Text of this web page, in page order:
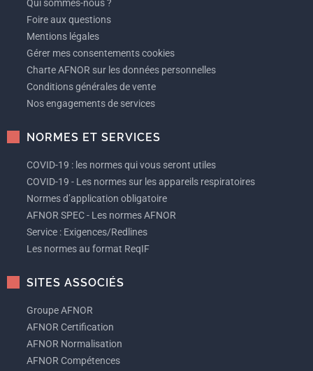
Qui sommes-nous ?
Foire aux questions
Mentions légales
Gérer mes consentements cookies
Charte AFNOR sur les données personnelles
Conditions générales de vente
Nos engagements de services
NORMES ET SERVICES
COVID-19 : les normes qui vous seront utiles
COVID-19 - Les normes sur les appareils respiratoires
Normes d’application obligatoire
AFNOR SPEC - Les normes AFNOR
Service : Exigences/Redlines
Les normes au format ReqIF
SITES ASSOCIÉS
Groupe AFNOR
AFNOR Certification
AFNOR Normalisation
AFNOR Compétences